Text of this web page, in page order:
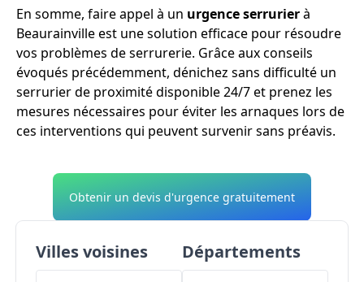
En somme, faire appel à un urgence serrurierà
Beaurainville est une solution efficace pour résoudre
vos problèmes de serrurerie. Grâce aux conseils
évoqués précédemment, dénichez sans difficulté un
serrurier de proximité disponible 24/7 et prenez les
mesures nécessaires pour éviter les arnaques lors de
ces interventions qui peuvent survenir sans préavis.
Obtenir un devis d'urgence gratuitement
Villes voisines Départements